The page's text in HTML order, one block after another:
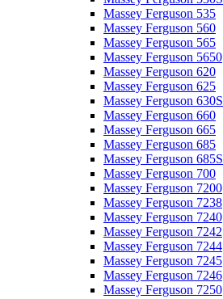
Massey Ferguson 535
Massey Ferguson 560
Massey Ferguson 565
Massey Ferguson 5650
Massey Ferguson 620
Massey Ferguson 625
Massey Ferguson 630S
Massey Ferguson 660
Massey Ferguson 665
Massey Ferguson 685
Massey Ferguson 685S
Massey Ferguson 700
Massey Ferguson 7200
Massey Ferguson 7238
Massey Ferguson 7240
Massey Ferguson 7242
Massey Ferguson 7244
Massey Ferguson 7245
Massey Ferguson 7246
Massey Ferguson 7250